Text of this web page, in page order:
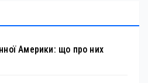
Америки: що про них